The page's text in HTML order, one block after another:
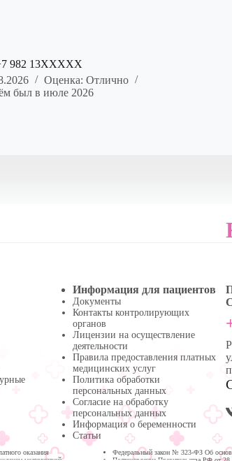
982 13XXXXX
Оценка: Отлично
был в июле 2026
Информация для пациентов
Документы
Контакты контролирующих
органов
Лицензии на осуществление
деятельности
Правила предоставления платных
медицинских услуг
Политика обработки
персональных данных
Согласие на обработку
персональных данных
Информация о беременности
Статьи
оказания
Федеральный закон № 323-ФЗ Об